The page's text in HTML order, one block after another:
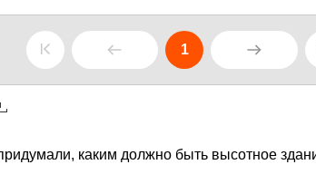
1
каким должно быть высотное